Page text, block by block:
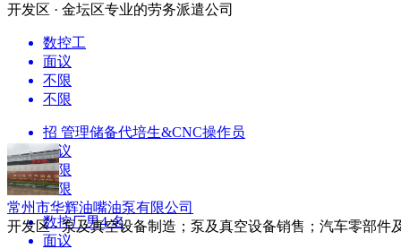
开发区 · 金坛区专业的劳务派遣公司
数控工
面议
不限
不限
招 管理储备代培生&CNC操作员
面议
不限
不限
数控厂男4 名
面议
常州市华辉油嘴油泵有限公司
开发区 · 泵及真空设备制造；泵及真空设备销售；汽车零部件